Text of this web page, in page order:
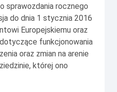
sprawozdania rocznego
do dnia 1 stycznia 2016
Europejskiemu oraz
funkcjonowania
oraz zmian na arenie
której ono